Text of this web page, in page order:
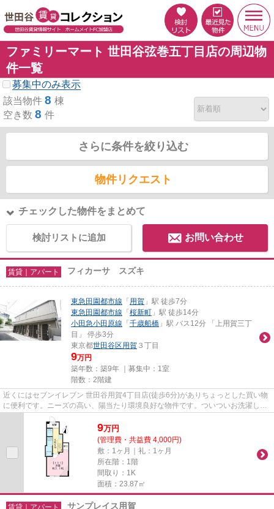
ファミリーマート 世田谷弦巻五丁目店の周辺物
件一覧
募集中のみ表示
該当物件 8 棟
空き数 8 件
さらに条件を絞り込む
物件リクエスト
チェックした物件をまとめて
検討リストに追加 お問い合わせ
賃貸｜アパート フィカーサ スズキ
東急田園都市線 「用賀 」駅 徒歩7分
東急田園都市線 「桜新町 」駅 徒歩14分
小田急小田原線 「千歳船橋 」駅 バス12分 「上用賀三丁
目」 停歩3分
東京都世田谷区用賀 ３丁目
9万円
築年数：築9年 ｜募集中： 1室
階数：2階建
近くにはセブンイレブン 世田谷用賀4丁目店(徒歩6分)がありちょっとした買い物
に便利です。ニーズの高い、陽当たり環境良好な物件です。ついついお洗濯した
くなっちゃいますよ。高いニ...
9万円
(管理費・共益費 4,000円)
敷：1ヶ月｜礼：1ヶ月
所在階：1階
間取り：1K
面積：23.87㎡
賃貸｜アパート サンプレイス用賀